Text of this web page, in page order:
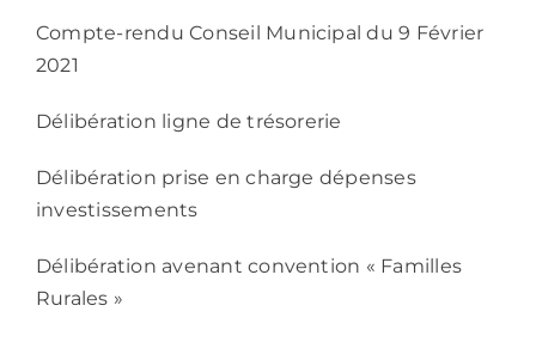
Compte-rendu Conseil Municipal du 9 Février
2021
Délibération ligne de trésorerie
Délibération prise en charge dépenses
investissements
Délibération avenant convention « Familles
Rurales »